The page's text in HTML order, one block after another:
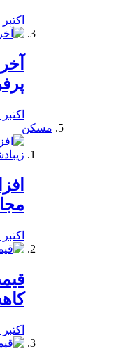
اکتبر 17, 2019
اکتبر 17, 2019
مسکن
اکتبر 12, 2019
اکتبر 10, 2019